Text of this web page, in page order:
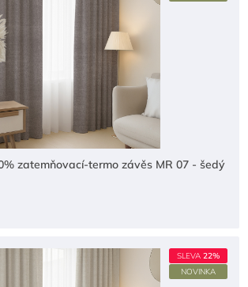
zatemňovací-termo závěs MR 07 - šedý
SLEVA 22%
NOVINKA